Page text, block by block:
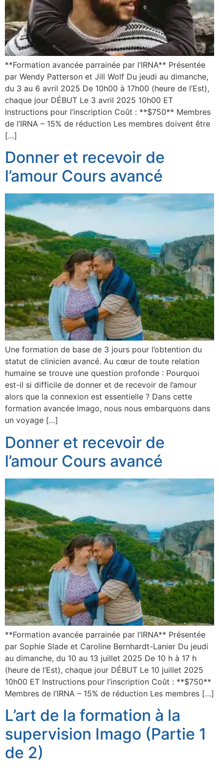
**Formation avancée parrainée par l’IRNA** Présentée
par Wendy Patterson et Jill Wolf Du jeudi au dimanche,
du 3 au 6 avril 2025 De 10h00 à 17h00 (heure de l’Est),
chaque jour DÉBUT Le 3 avril 2025 10h00 ET
Instructions pour l’inscription Coût : **$750** Membres
de l’IRNA – 15% de réduction Les membres doivent être
[…]
Donner et recevoir de
l’amour Cours avancé
Une formation de base de 3 jours pour l’obtention du
statut de clinicien avancé. Au cœur de toute relation
humaine se trouve une question profonde : Pourquoi
est-il si difficile de donner et de recevoir de l’amour
alors que la connexion est essentielle ? Dans cette
formation avancée Imago, nous nous embarquons dans
un voyage […]
Donner et recevoir de
l’amour Cours avancé
**Formation avancée parrainée par l’IRNA** Présentée
par Sophie Slade et Caroline Bernhardt-Lanier Du jeudi
au dimanche, du 10 au 13 juillet 2025 De 10 h à 17 h
(heure de l’Est), chaque jour DÉBUT Le 10 juillet 2025
10h00 ET Instructions pour l’inscription Coût : **$750**
Membres de l’IRNA – 15% de réduction Les membres […]
L’art de la formation à la
supervision Imago (Partie 1
de 2)